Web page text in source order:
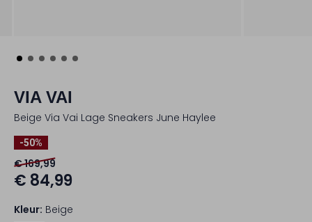
VIA VAI
Beige Via Vai Lage Sneakers June Haylee
-50%
€ 169,99
€ 84,99
Kleur: Beige